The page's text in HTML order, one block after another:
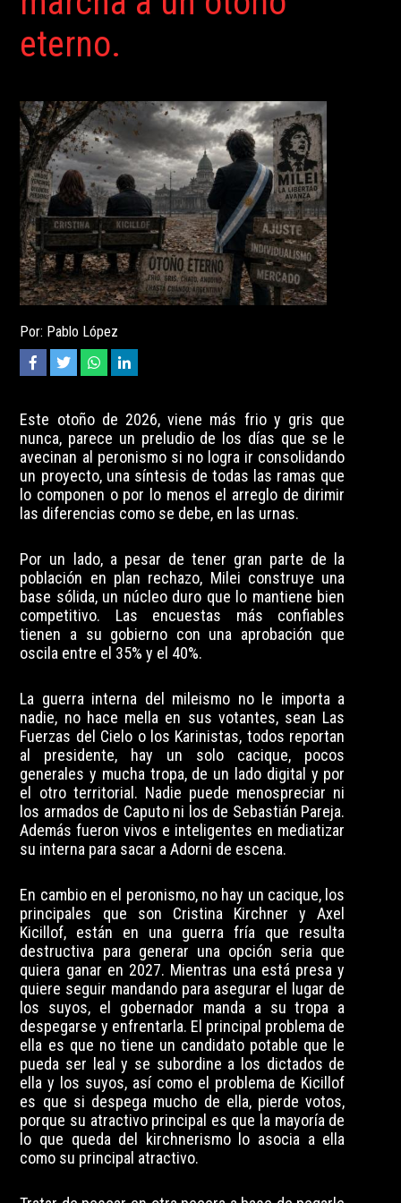
eterno.
Por: Pablo López
Este otoño de 2026, viene más frio y gris que
nunca, parece un preludio de los días que se le
avecinan al peronismo si no logra ir consolidando
un proyecto, una síntesis de todas las ramas que
lo componen o por lo menos el arreglo de dirimir
las diferencias como se debe, en las urnas.
Por un lado, a pesar de tener gran parte de la
población en plan rechazo, Milei construye una
base sólida, un núcleo duro que lo mantiene bien
competitivo. Las encuestas más confiables
tienen a su gobierno con una aprobación que
oscila entre el 35% y el 40%.
La guerra interna del mileismo no le importa a
nadie, no hace mella en sus votantes, sean Las
Fuerzas del Cielo o los Karinistas, todos reportan
al presidente, hay un solo cacique, pocos
generales y mucha tropa, de un lado digital y por
el otro territorial. Nadie puede menospreciar ni
los armados de Caputo ni los de Sebastián Pareja.
Además fueron vivos e inteligentes en mediatizar
su interna para sacar a Adorni de escena.
En cambio en el peronismo, no hay un cacique, los
principales que son Cristina Kirchner y Axel
Kicillof, están en una guerra fría que resulta
destructiva para generar una opción seria que
quiera ganar en 2027. Mientras una está presa y
quiere seguir mandando para asegurar el lugar de
los suyos, el gobernador manda a su tropa a
despegarse y enfrentarla. El principal problema de
ella es que no tiene un candidato potable que le
pueda ser leal y se subordine a los dictados de
ella y los suyos, así como el problema de Kicillof
es que si despega mucho de ella, pierde votos,
porque su atractivo principal es que la mayoría de
lo que queda del kirchnerismo lo asocia a ella
como su principal atractivo.